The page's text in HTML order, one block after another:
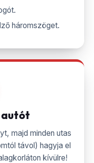
háromszöget.
autót
majd minden utas
távol) hagyja el
kívülre!